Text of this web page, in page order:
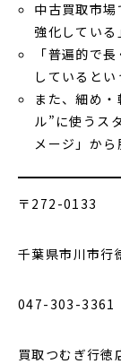
中古買取市
強化している
「普遍的で
しているとい
また、細め
ル”に使うス
メージ」から
〒272-0133
千葉県市川市
047-303-3361
買取つむぎ行徳